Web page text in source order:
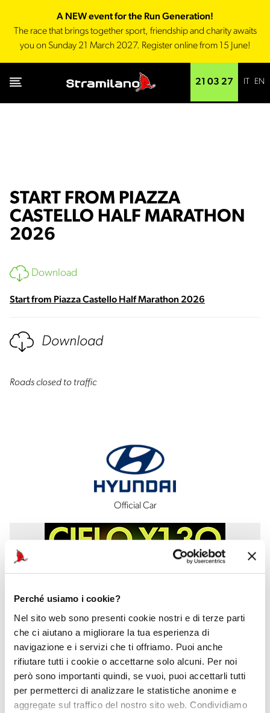
Perché usiamo i cookie?
Nel sito web sono presenti cookie nostri e di terze parti
che ci aiutano a migliorare la tua esperienza di
navigazione e i servizi che ti offriamo. Puoi anche
rifiutare tutti i cookie o accettarne solo alcuni. Per noi
però sono importanti quindi, se vuoi, puoi accettarli tutti
per permetterci di analizzare le statistiche anonime e
aggregate sul traffico del nostro sito web. Condividiamo
A NEW event for the Run Generation!
The race that brings together sport, friendship and charity awaits
you on Sunday 21 March 2027. Register online from 15 June!
21 03 27 EN
START FROM PIAZZA
CASTELLO HALF MARATHON
2026
Download
Start from Piazza Castello Half Marathon 2026
Download
Roads closed to traffic
Official Car